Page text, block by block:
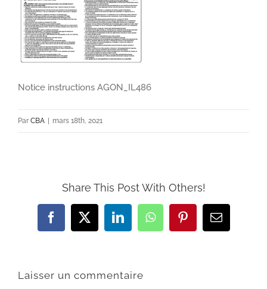
Notice instructions AGON_IL486
Par CBA | mars 18th, 2021
Share This Post With Others!
Facebook
X LinkedInWhatsAppPinterestEmail
Laisser un commentaire